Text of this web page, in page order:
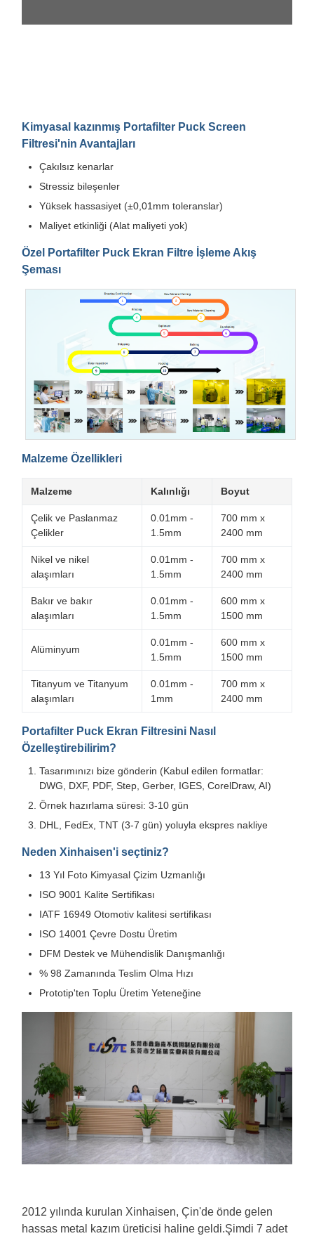
Kimyasal kazınmış Portafilter Puck Screen
Filtresi'nin Avantajları
Çakılsız kenarlar
Stressiz bileşenler
Yüksek hassasiyet (±0,01mm toleranslar)
Maliyet etkinliği (Alat maliyeti yok)
Özel Portafilter Puck Ekran Filtre İşleme Akış
Şeması
Malzeme Özellikleri
Malzeme Kalınlığı Boyut
Çelik ve Paslanmaz
Çelikler
0.01mm -
1.5mm
700 mm x
2400 mm
Nikel ve nikel
alaşımları
0.01mm -
1.5mm
700 mm x
2400 mm
Bakır ve bakır
alaşımları
0.01mm -
1.5mm
600 mm x
1500 mm
Alüminyum
0.01mm -
1.5mm
600 mm x
1500 mm
Titanyum ve Titanyum
alaşımları
0.01mm -
1mm
700 mm x
2400 mm
Portafilter Puck Ekran Filtresini Nasıl
Özelleştirebilirim?
Tasarımınızı bize gönderin (Kabul edilen formatlar:
DWG, DXF, PDF, Step, Gerber, IGES, CorelDraw, AI)
Örnek hazırlama süresi: 3-10 gün
DHL, FedEx, TNT (3-7 gün) yoluyla ekspres nakliye
Neden Xinhaisen'i seçtiniz?
13 Yıl Foto Kimyasal Çizim Uzmanlığı
ISO 9001 Kalite Sertifikası
IATF 16949 Otomotiv kalitesi sertifikası
ISO 14001 Çevre Dostu Üretim
DFM Destek ve Mühendislik Danışmanlığı
% 98 Zamanında Teslim Olma Hızı
Prototip'ten Toplu Üretim Yeteneğine
2012 yılında kurulan Xinhaisen, Çin'de önde gelen
hassas metal kazım üreticisi haline geldi.Şimdi 7 adet